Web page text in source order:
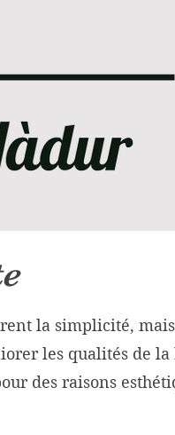
la simplicité,
les qualités de
des raisons